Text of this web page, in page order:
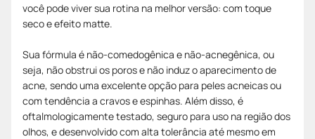
você pode viver sua rotina na melhor versão: com toque
seco e efeito matte.
Sua fórmula é não-comedogênica e não-acnegênica, ou
seja, não obstrui os poros e não induz o aparecimento de
acne, sendo uma excelente opção para peles acneicas ou
com tendência a cravos e espinhas. Além disso, é
oftalmologicamente testado, seguro para uso na região dos
olhos, e desenvolvido com alta tolerância até mesmo em